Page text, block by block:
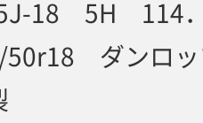
18 5H 114
ダンロッ